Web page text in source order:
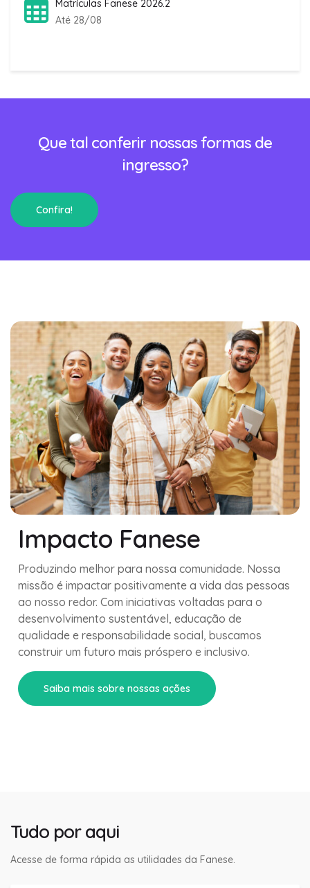
Matrículas Fanese 2026.2
Até 28/08
Que tal conferir nossas formas de
ingresso?
Confira!
Impacto Fanese
Produzindo melhor para nossa comunidade. Nossa
missão é impactar positivamente a vida das pessoas
ao nosso redor. Com iniciativas voltadas para o
desenvolvimento sustentável, educação de
qualidade e responsabilidade social, buscamos
construir um futuro mais próspero e inclusivo.
Saiba mais sobre nossas ações
Tudo por aqui
Acesse de forma rápida as utilidades da Fanese.